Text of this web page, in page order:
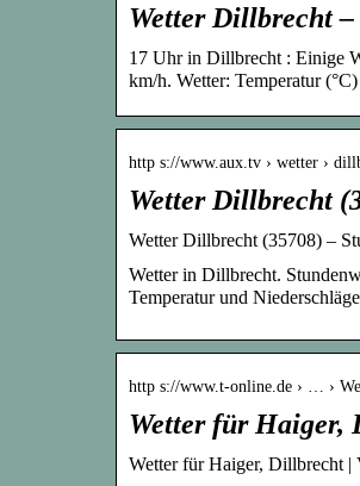
Wetter Dillbrecht –
17 Uhr in Dillbrecht : Einige
km/h. Wetter: Temperatur
http s://www.aux.tv › wetter ›
Wetter Dillbrecht
Wetter Dillbrecht (35708) –
Wetter in Dillbrecht.
Temperatur und
http s://www.t-online.de › … ›
Wetter für Haiger,
Wetter für Haiger, Dillbrecht |